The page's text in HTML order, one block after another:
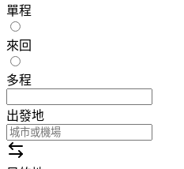
單程
來回
多程
出發地